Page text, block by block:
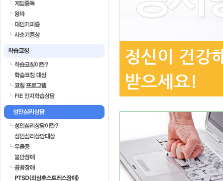
정신이 건강
받으세요!